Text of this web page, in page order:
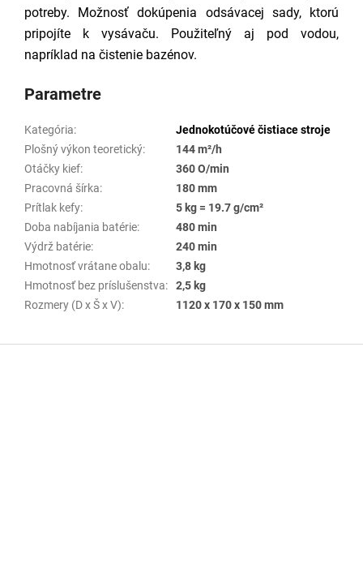
potreby. Možnosť dokúpenia odsávacej sady, ktorú
pripojíte k vysávaču. Použiteľný aj pod vodou,
napríklad na čistenie bazénov.
Parametre
Kategória:
Jednokotúčové čistiace stroje
Plošný výkon teoretický:
144 m²/h
Otáčky kief:
360 O/min
Pracovná šírka:
180 mm
Prítlak kefy:
5 kg = 19.7 g/cm²
Doba nabíjania batérie:
480 min
Výdrž batérie:
240 min
Hmotnosť vrátane obalu:
3,8 kg
Hmotnosť bez príslušenstva:
2,5 kg
Rozmery (D x Š x V): 1120 x 170 x 150 mm